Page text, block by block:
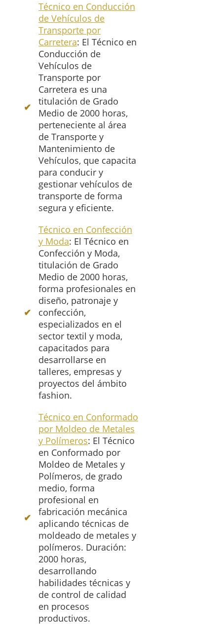
Técnico en Conducción
de Vehículos de
Transporte por
Carretera: El Técnico en
Conducción de
Vehículos de
Transporte por
Carretera es una
titulación de Grado
Medio de 2000 horas,
perteneciente al área
de Transporte y
Mantenimiento de
Vehículos, que capacita
para conducir y
gestionar vehículos de
transporte de forma
segura y eficiente.
Técnico en Confección
y Moda: El Técnico en
Confección y Moda,
titulación de Grado
Medio de 2000 horas,
forma profesionales en
diseño, patronaje y
confección,
especializados en el
sector textil y moda,
capacitados para
desarrollarse en
talleres, empresas y
proyectos del ámbito
fashion.
Técnico en Conformado
por Moldeo de Metales
y Polímeros: El Técnico
en Conformado por
Moldeo de Metales y
Polímeros, de grado
medio, forma
profesional en
fabricación mecánica
aplicando técnicas de
moldeado de metales y
polímeros. Duración:
2000 horas,
desarrollando
habilidades técnicas y
de control de calidad
en procesos
productivos.